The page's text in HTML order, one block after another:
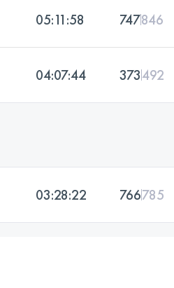
05:11:58 747846
04:07:44 373492
03:28:22 766785